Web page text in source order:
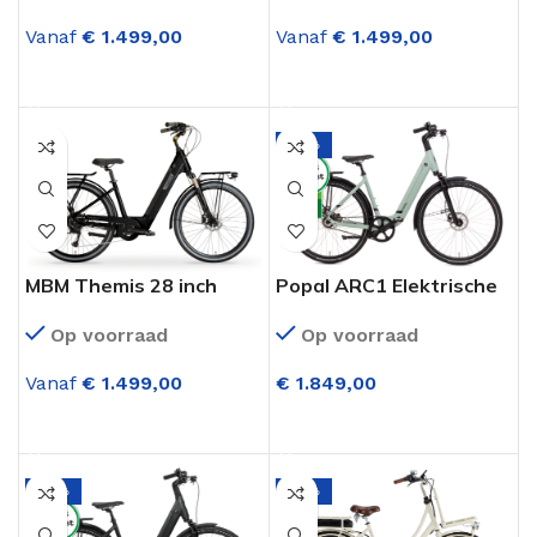
Vanaf € 1.499,00 Vanaf € 1.499,00
MBM Themis 28 inch
Op voorraad
Vanaf € 1.499,00
-12%
Popal ARC1 Elektrische
(Riemaandrijving)
Green
Op voorraad
€ 1.849,00
-12% -14%